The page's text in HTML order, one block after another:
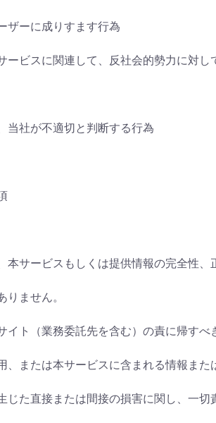
ザーに成りすます行為
ービスに関連して、反社会的勢力に対し
当社が不適切と判断する行為
本サービスもしくは提供情報の完全性、
りません。
イト（業務委託先を含む）の責に帰す
、または本サービスに含まれる情報ま
じた直接または間接の損害に関し、一切